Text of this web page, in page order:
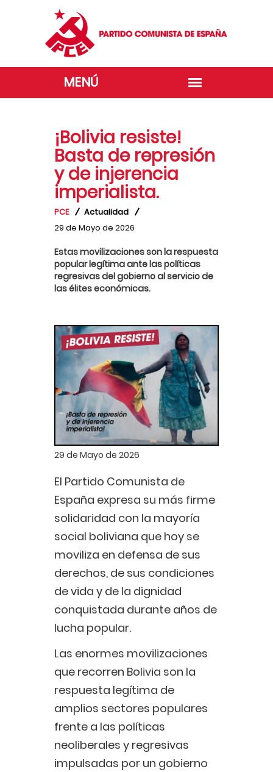
¡Bolivia resiste!
Basta de represión
y de injerencia
imperialista.
PCE
Actualidad
29 de Mayo de 2026
Estas movilizaciones son la respuesta
popular legítima ante las políticas
regresivas del gobierno al servicio de
las élites económicas.
29 de Mayo de 2026
El Partido Comunista de
España expresa su más firme
solidaridad con la mayoría
social boliviana que hoy se
moviliza en defensa de sus
derechos, de sus condiciones
de vida y de la dignidad
conquistada durante años de
lucha popular.
Las enormes movilizaciones
que recorren Bolivia son la
respuesta legítima de
amplios sectores populares
frente a las políticas
neoliberales y regresivas
impulsadas por un gobierno